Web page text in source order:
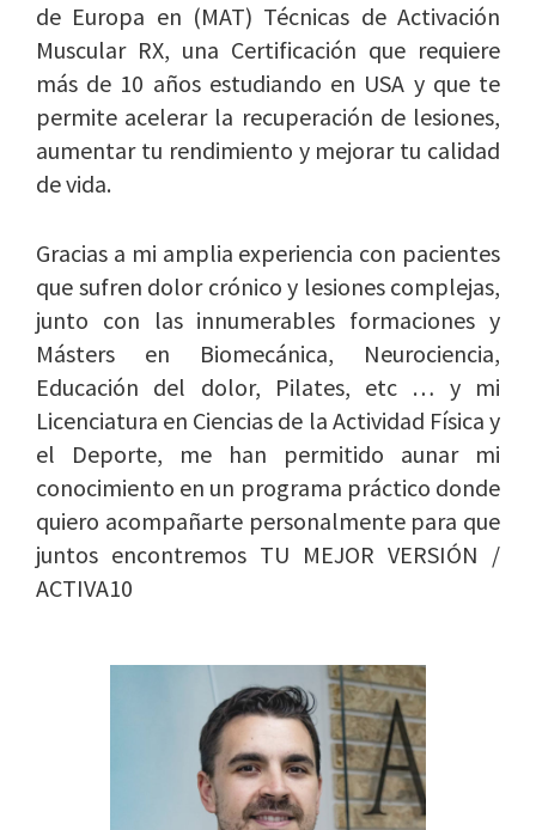
de Europa en (MAT) Técnicas de Activación
Muscular RX, una Certificación que requiere
más de 10 años estudiando en USA y que te
permite acelerar la recuperación de lesiones,
aumentar tu rendimiento y mejorar tu calidad
de vida.
Gracias a mi amplia experiencia con pacientes
que sufren dolor crónico y lesiones complejas,
junto con las innumerables formaciones y
Másters en Biomecánica, Neurociencia,
Educación del dolor, Pilates, etc … y mi
Licenciatura en Ciencias de la Actividad Física y
el Deporte, me han permitido aunar mi
conocimiento en un programa práctico donde
quiero acompañarte personalmente para que
juntos encontremos TU MEJOR VERSIÓN /
ACTIVA10